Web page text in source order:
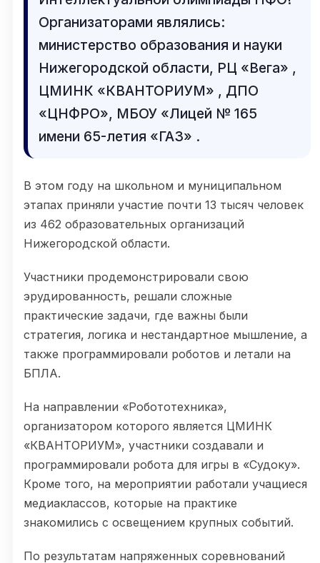
Организаторами являлись:
министерство образования и науки
Нижегородской области, РЦ «Вега» ,
ЦМИНК «КВАНТОРИУМ» , ДПО
«ЦНФРО», МБОУ «Лицей № 165
имени 65-летия «ГАЗ» .
В этом году на школьном и муниципальном
этапах приняли участие почти 13 тысяч человек
из 462 образовательных организаций
Нижегородской области.
Участники продемонстрировали свою
эрудированность, решали сложные
практические задачи, где важны были
стратегия, логика и нестандартное мышление, а
также программировали роботов и летали на
БПЛА.
На направлении «Робототехника»,
организатором которого является ЦМИНК
«КВАНТОРИУМ», участники создавали и
программировали робота для игры в «Судоку».
Кроме того, на мероприятии работали учащиеся
медиаклассов, которые на практике
знакомились с освещением крупных событий.
По результатам напряженных соревнований